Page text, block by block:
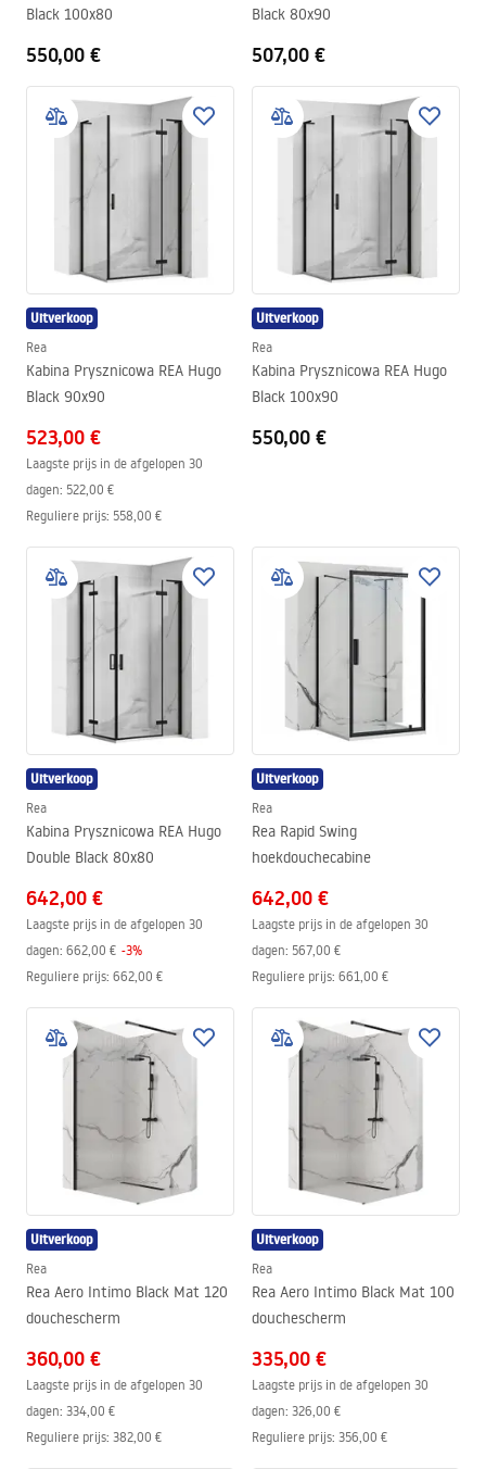
Black 100x80
550,00 €
Black 80x90
507,00 €
Uitverkoop
Rea
Kabina Prysznicowa REA Hugo
Black 90x90
523,00 €
Laagste prijs in de afgelopen 30
dagen: 522,00 €
Reguliere prijs: 558,00 €
Uitverkoop
Rea
Kabina Prysznicowa REA Hugo
Black 100x90
550,00 €
Uitverkoop
Rea
Kabina Prysznicowa REA Hugo
Double Black 80x80
642,00 €
Laagste prijs in de afgelopen 30
dagen: 662,00 € -3%
Reguliere prijs: 662,00 €
Uitverkoop
Rea
Rea Rapid Swing
hoekdouchecabine
642,00 €
Laagste prijs in de afgelopen 30
dagen: 567,00 €
Reguliere prijs: 661,00 €
Uitverkoop
Rea
Rea Aero Intimo Black Mat 120
douchescherm
360,00 €
Laagste prijs in de afgelopen 30
dagen: 334,00 €
Reguliere prijs: 382,00 €
Uitverkoop
Rea
Rea Aero Intimo Black Mat 100
douchescherm
335,00 €
Laagste prijs in de afgelopen 30
dagen: 326,00 €
Reguliere prijs: 356,00 €